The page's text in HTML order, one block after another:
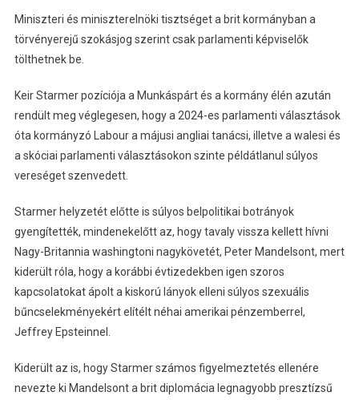
Miniszteri és miniszterelnöki tisztséget a brit kormányban a
törvényerejű szokásjog szerint csak parlamenti képviselők
tölthetnek be.
Keir Starmer pozíciója a Munkáspárt és a kormány élén azután
rendült meg véglegesen, hogy a 2024-es parlamenti választások
óta kormányzó Labour a májusi angliai tanácsi, illetve a walesi és
a skóciai parlamenti választásokon szinte példátlanul súlyos
vereséget szenvedett.
Starmer helyzetét előtte is súlyos belpolitikai botrányok
gyengítették, mindenekelőtt az, hogy tavaly vissza kellett hívni
Nagy-Britannia washingtoni nagykövetét, Peter Mandelsont, mert
kiderült róla, hogy a korábbi évtizedekben igen szoros
kapcsolatokat ápolt a kiskorú lányok elleni súlyos szexuális
bűncselekményekért elítélt néhai amerikai pénzemberrel,
Jeffrey Epsteinnel.
Kiderült az is, hogy Starmer számos figyelmeztetés ellenére
nevezte ki Mandelsont a brit diplomácia legnagyobb presztízsű